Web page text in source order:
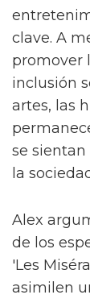
Alex
Fallen
que
ellos
Damian